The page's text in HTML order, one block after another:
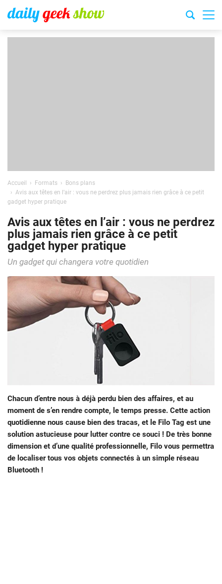
Accueil Formats
Bons plans
Avis aux têtes en l’air : vous ne perdrez plus jamais rien grâce à ce petit
gadget hyper pratique
Avis aux têtes en l’air : vous ne perdrez
plus jamais rien grâce à ce petit
gadget hyper pratique
Un gadget qui changera votre quotidien
Chacun d’entre nous à déjà perdu bien des affaires, et au
moment de s’en rendre compte, le temps presse. Cette action
quotidienne nous cause bien des tracas, et le Filo Tag est une
solution astucieuse pour lutter contre ce souci ! De très bonne
dimension et d’une qualité professionnelle, Filo vous permettra
de localiser tous vos objets connectés à un simple réseau
Bluetooth !